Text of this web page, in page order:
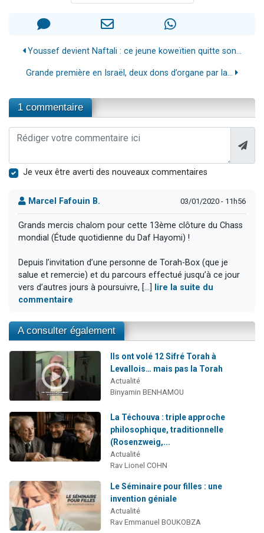
Youssef devient Naftali : ce jeune koweïtien quitte son...
Grande première en Israël, deux dons d’organe par la...
1 commentaire
Je veux être averti des nouveaux commentaires
Marcel Fafouin B. 03/01/2020 - 11h56
Grands mercis chalom pour cette 13ème clôture du Chass
mondial (Étude quotidienne du Daf Hayomi) !
Depuis l’invitation d’une personne de Torah-Box (que je
salue et remercie) et du parcours effectué jusqu’à ce jour
vers d’autres jours à poursuivre, [...] lire la suite du
commentaire
A consulter également
Ils ont volé 12 Sifré Torah à
Levallois… mais pas la Torah
Actualité
Binyamin BENHAMOU
La Téchouva : triple approche
philosophique, traditionnelle
(Rosenzweig,...
Actualité
Rav Lionel COHN
Le Séminaire pour filles : une
invention géniale
Actualité
Rav Emmanuel BOUKOBZA